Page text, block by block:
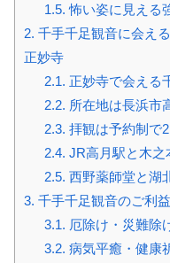
1.5. 怖い姿に見える
2. 千手千足観音に会え
正妙寺
2.1. 正妙寺で会える
2.2. 所在地は長浜市
2.3. 拝観は予約制で
2.4. JR高月駅と木之
2.5. 西野薬師堂と湖
3. 千手千足観音のご利
3.1. 厄除け・災難除
3.2. 病気平癒・健康